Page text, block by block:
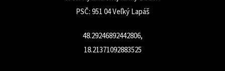
PSČ: 951 04 Veľký Lapáš
48.29246892442806,
18.21371092883525